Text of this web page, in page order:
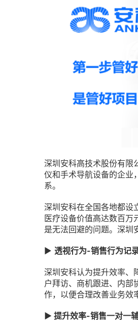
深圳安科高技术股份有限
仪和手术导航设备的企业
系。
深圳安科在全国各地都设
医疗设备价值高达数百万
是无法回避的问题。深圳
▶ 透视行为-销售行为记
深圳安科认为提升效率、
户拜访、商机跟进、内部
作，以便合理改善业务效
▶ 提升效率-销售一对一